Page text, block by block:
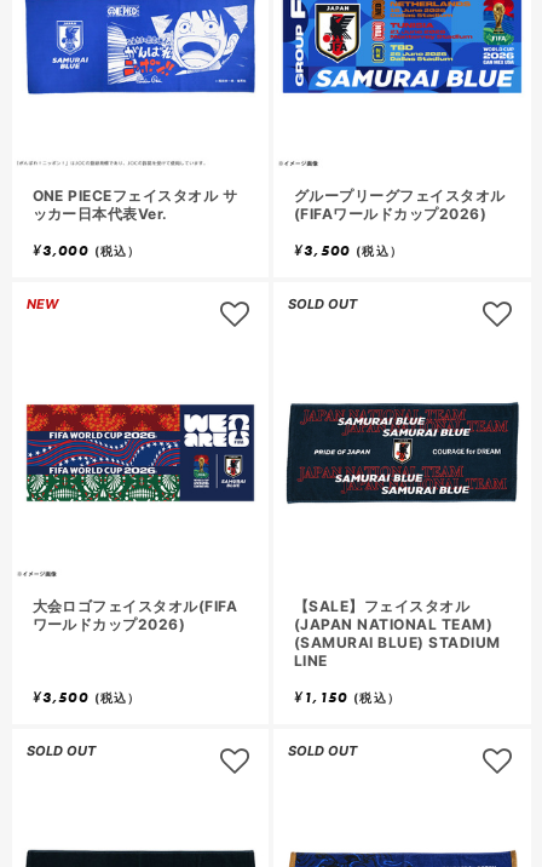
ONE PIECEフェイスタオル サ
ッカー日本代表Ver.
¥3,000 (税込）
グループリーグフェイスタオル
(FIFAワールドカップ2026)
¥3,500 (税込）
NEW
大会ロゴフェイスタオル(FIFA
ワールドカップ2026)
¥3,500 (税込）
SOLD OUT
【SALE】フェイスタオル
(JAPAN NATIONAL TEAM)
(SAMURAI BLUE) STADIUM
LINE
¥1,150 (税込）
SOLD OUT SOLD OUT